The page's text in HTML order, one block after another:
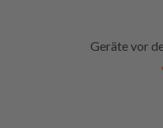
Geräte vor